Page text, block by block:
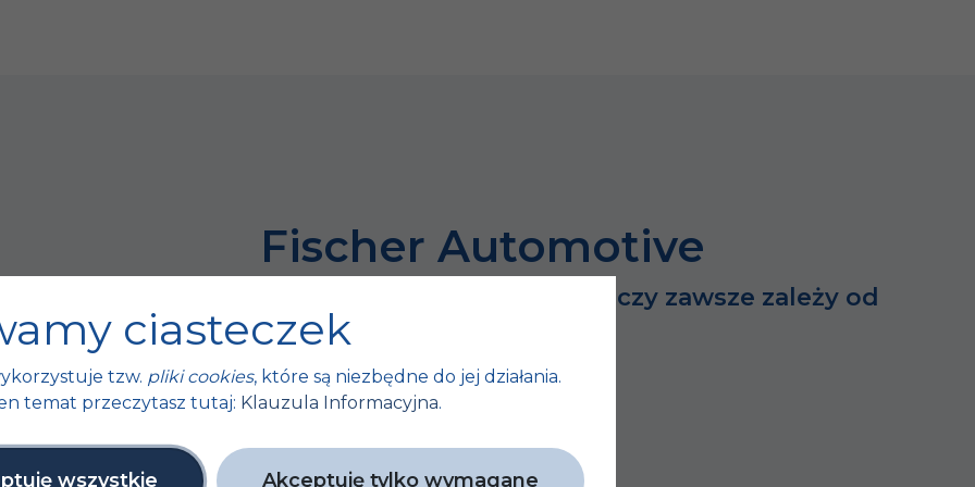
Fischer Automotive
bo sukces dużych rzeczy zawsze zależy od
tych małych…
ciasteczek
tzw. pliki cookies, które są niezbędne do jej działania.
temat przeczytasz tutaj: Klauzula Informacyjna.
wszystkie Akceptuję tylko wymagane